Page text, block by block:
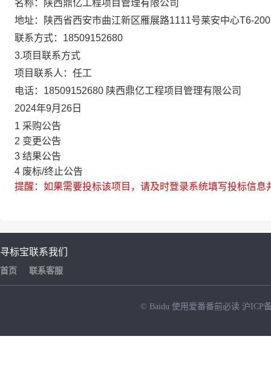
名称：
陕西鼎亿工程项目管理有限公司
地址：
陕西省西安市曲江新区雁展路1111号莱安中心T6-
联系方式： 18509152680
3.项目联系方式
项目联系人： 任工
电话： 18509152680 陕西鼎亿工程项目管理有限公司
2024年9月26日
1 采购公告
2 变更公告
3 结果公告
4 废标/终止公告
提醒：如果需要投标该项目，请及时登录系统填写投标信息
寻标宝
首页
联系我们
联系客服
© Baidu 使用爱番番前必读 沪ICP